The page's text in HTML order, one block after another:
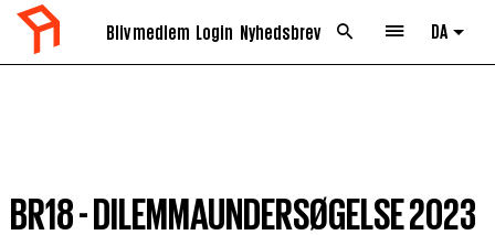
Bliv medlem Login Nyhedsbrev DA List
BR18 - DILEMMAUNDERSØGELSE 2023